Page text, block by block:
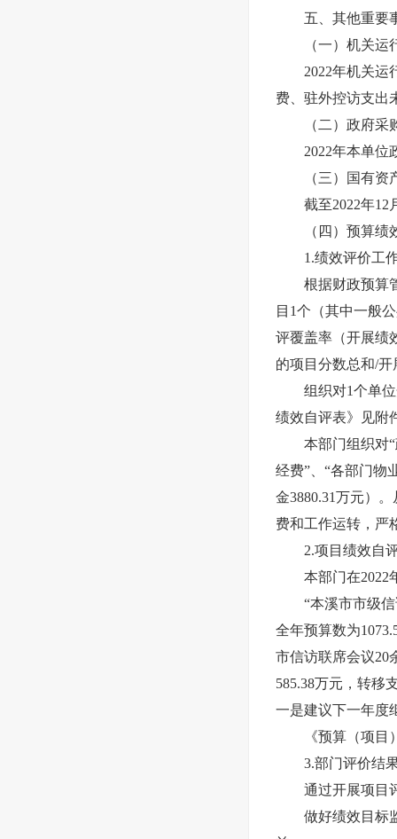
五、其他重要
（一）机关运
2022年机关运行
费、驻外控访支出
（二）政府采
2022年本单位
（三）国有资
截至2022年12月
（四）预算绩
1.绩效评价工作
根据财政预算管
目1个（其中一般
评覆盖率（开展绩
的项目分数总和/
组织对1个单位
绩效自评表》见附
本部门组织对“
经费”、“各部门物
金3880.31万元）
费和工作运转，严
2.项目绩效自
本部门在2022年
“本溪市市级信
全年预算数为
市信访联席会议20
585.38万元，转移
一是建议下一年度
《预算（项目）
3.部门评价结
通过开展项目评
做好绩效目标监